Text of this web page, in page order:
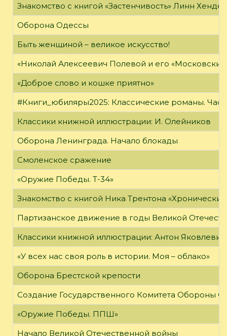
Знакомство с книгой «Застенчивость» Линн
Оборона Одессы
Быть женщиной – великое искусство!
«Николай Алексеевич Полевой и его «Московский
«Доброе слово и кошке приятно»
#Книги_юбиляры2025: Классические романы.
Классики книжной иллюстрации: И. Олейников
Оборона Ленинграда. Начало блокады
Смоленское сражение
«Оружие Победы. Т-34»
Знакомство с книгой Ника Трентона
Партизанское движение в годы Великой
Классики книжной иллюстрации: Антон
«У всех нас своя роль в истории. Моя – облако»
Оборона Брестской крепости
Создание Государственного Комитета Обороны
«Оружие Победы. ППШ»
Начало Великой Отечественной войны